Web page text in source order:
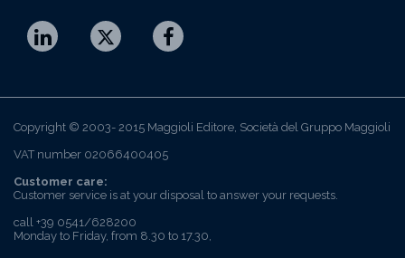
Copyright © 2003- 2015 Maggioli Editore, Società del Gruppo Maggioli
VAT number 02066400405
Customer care:
Customer service is at your disposal to answer your requests.
call +39 0541/628200
Monday to Friday, from 8.30 to 17.30,